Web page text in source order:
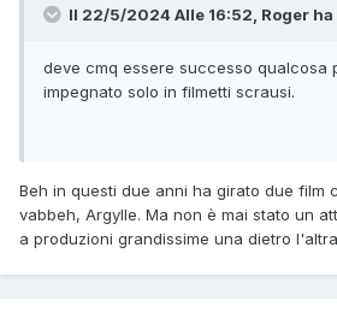
Il 22/5/2024 Alle 16:52, Roger
deve cmq essere successo qualcosa
impegnato solo in filmetti scrausi.
Beh in questi due anni ha girato due film
vabbeh, Argylle. Ma non è mai stato un
a produzioni grandissime una dietro